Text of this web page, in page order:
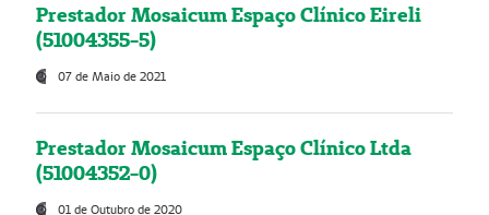
Prestador Mosaicum Espaço Clínico Eireli
(51004355-5)
07 de Maio de 2021
Prestador Mosaicum Espaço Clínico Ltda
(51004352-0)
01 de Outubro de 2020